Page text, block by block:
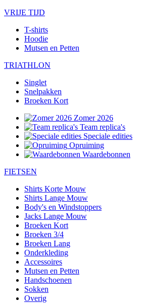
VRIJE TIJD
T-shirts
Hoodie
Mutsen en Petten
TRIATHLON
Singlet
Snelpakken
Broeken Kort
Zomer 2026
Team replica's
Speciale edities
Opruiming
Waardebonnen
FIETSEN
Shirts Korte Mouw
Shirts Lange Mouw
Body's en Windstoppers
Jacks Lange Mouw
Broeken Kort
Broeken 3/4
Broeken Lang
Onderkleding
Accessoires
Mutsen en Petten
Handschoenen
Sokken
Overig